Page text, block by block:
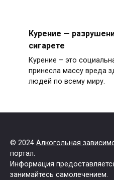
Курение —
сигарете
Курение – это
принесла массу вреда
людей по всему миру.
© 2024 Алкогольная
портал.
Информация
занимайтесь самолечением.